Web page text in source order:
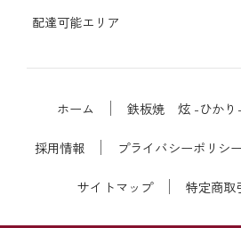
配達可能エリア
ホーム 鉄板焼 炫 -ひかり-
採用情報 プライバシーポリシー
サイトマップ 特定商取